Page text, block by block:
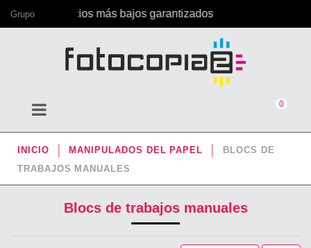
Grupo
con los precios más bajos garantizados
0
INICIO MANIPULADOS DEL PAPEL
BLOCS DE
TRABAJOS MANUALES
Blocs de trabajos manuales